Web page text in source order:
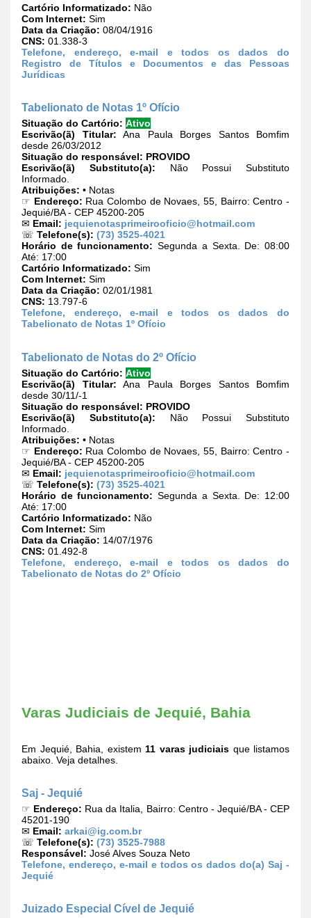
Cartório Informatizado: Não
Com Internet: Sim
Data da Criação: 08/04/1916
CNS: 01.338-3
Telefone, endereço, e-mail e todos os dados do
Registro de Títulos e Documentos e das Pessoas
Jurídicas
Tabelionato de Notas 1º Ofício
Situação do Cartório: Ativo
Escrivão(ã) Titular: Ana Paula Borges Santos Bomfim
desde 26/03/2012
Situação do responsável: PROVIDO
Escrivão(ã) Substituto(a): Não Possui Substituto
Informado.
Atribuições: • Notas
☞ Endereço: Rua Colombo de Novaes, 55, Bairro: Centro -
Jequié/BA - CEP 45200-205
✉ Email: jequienotasprimeirooficio@hotmail.com
☏ Telefone(s): (73) 3525-4021
Horário de funcionamento: Segunda a Sexta. De: 08:00
Até: 17:00
Cartório Informatizado: Sim
Com Internet: Sim
Data da Criação: 02/01/1981
CNS: 13.797-6
Telefone, endereço, e-mail e todos os dados do
Tabelionato de Notas 1º Ofício
Tabelionato de Notas do 2º Ofício
Situação do Cartório: Ativo
Escrivão(ã) Titular: Ana Paula Borges Santos Bomfim
desde 30/11/-1
Situação do responsável: PROVIDO
Escrivão(ã) Substituto(a): Não Possui Substituto
Informado.
Atribuições: • Notas
☞ Endereço: Rua Colombo de Novaes, 55, Bairro: Centro -
Jequié/BA - CEP 45200-205
✉ Email: jequienotasprimeirooficio@hotmail.com
☏ Telefone(s): (73) 3525-4021
Horário de funcionamento: Segunda a Sexta. De: 12:00
Até: 17:00
Cartório Informatizado: Não
Com Internet: Sim
Data da Criação: 14/07/1976
CNS: 01.492-8
Telefone, endereço, e-mail e todos os dados do
Tabelionato de Notas do 2º Ofício
Varas Judiciais de Jequié, Bahia
Em Jequié, Bahia, existem 11 varas judiciais que listamos
abaixo. Veja detalhes.
Saj - Jequié
☞ Endereço: Rua da Italia, Bairro: Centro - Jequié/BA - CEP
45201-190
✉ Email: arkai@ig.com.br
☏ Telefone(s): (73) 3525-7988
Responsável: José Alves Souza Neto
Telefone, endereço, e-mail e todos os dados do(a) Saj -
Jequié
Juizado Especial Cível de Jequié